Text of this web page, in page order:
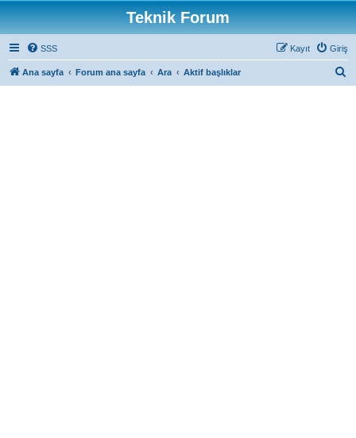
Teknik Forum
SSS Giriş
Kayıt
Ana sayfa Forum ana sayfa Ara Aktif başlıklar